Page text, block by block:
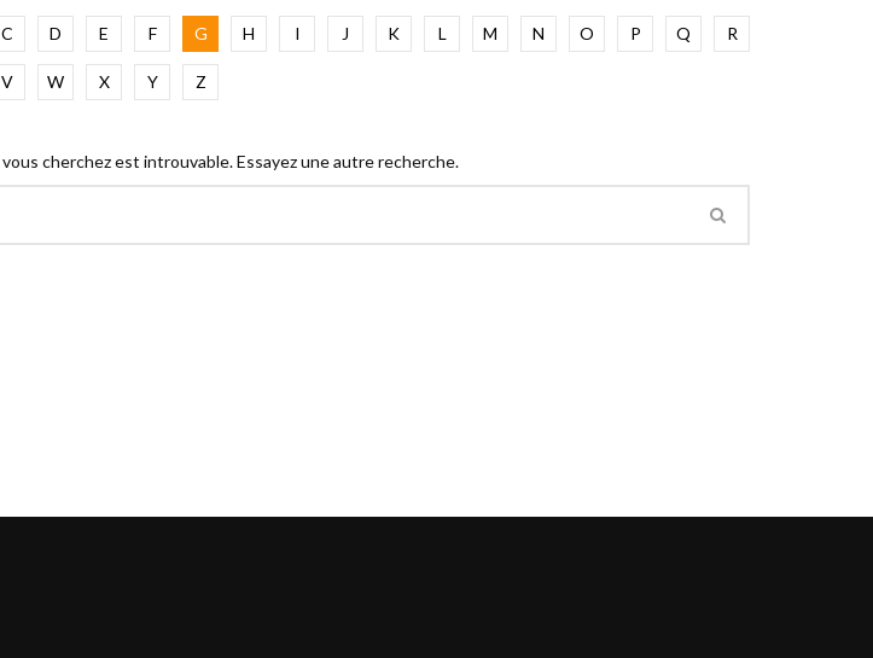
C D E F G H I J K L M N O P Q R
V W X Y Z
cherchez est introuvable. Essayez une autre recherche.